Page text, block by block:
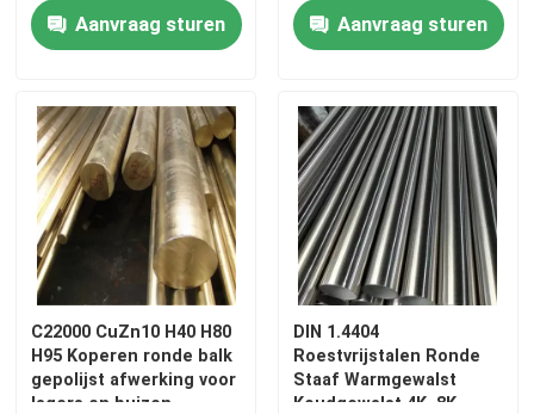
legering Type 7075
Materiaal voor de
Aanvraag sturen
Industrial Applications
Aanvraag sturen
C22000 CuZn10 H40 H80
H95 Koperen ronde balk
gepolijst afwerking voor
lagers en buizen
DIN 1.4404
Roestvrijstalen Ronde
Staaf Warmgewalst
Koudgewalst 4K, 8K